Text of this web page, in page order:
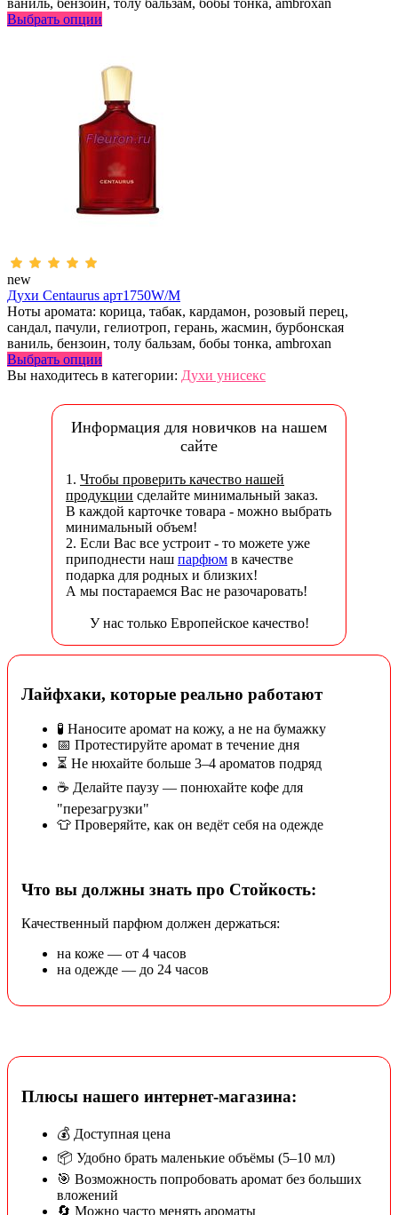
Выбрать опции
new
Духи Centaurus арт1750W/M
Ноты аромата: корица, табак, кардамон, розовый перец,
сандал, пачули, гелиотроп, герань, жасмин, бурбонская
ваниль, бензоин, толу бальзам, бобы тонка, аmbroxan
Выбрать опции
Вы находитесь в категории: Духи унисекс
Информация для новичков на нашем
сайте
1. Чтобы проверить качество нашей
продукции сделайте минимальный заказ.
В каждой карточке товара - можно выбрать
минимальный объем!
2. Если Вас все устроит - то можете уже
приподнести наш парфюм в качестве
подарка для родных и близких!
А мы постараемся Вас не разочаровать!
У нас только Европейское качество!
Лайфхаки, которые реально работают
🧪 Наносите аромат на кожу, а не на бумажку
📅 Протестируйте аромат в течение дня
⏳ Не нюхайте больше 3–4 ароматов подряд
☕ Делайте паузу — понюхайте кофе для
"перезагрузки"
👕 Проверяйте, как он ведёт себя на одежде
Что вы должны знать про Стойкость:
Качественный парфюм должен держаться:
на коже — от 4 часов
на одежде — до 24 часов
Плюсы нашего интернет-магазина:
💰 Доступная цена
📦 Удобно брать маленькие объёмы (5–10 мл)
🎯 Возможность попробовать аромат без больших
вложений
🔄 Можно часто менять ароматы